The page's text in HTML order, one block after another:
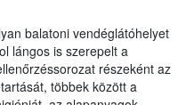
balatoni vendéglátóhelyet
lángos is szerepelt a
részeként az
többek között a